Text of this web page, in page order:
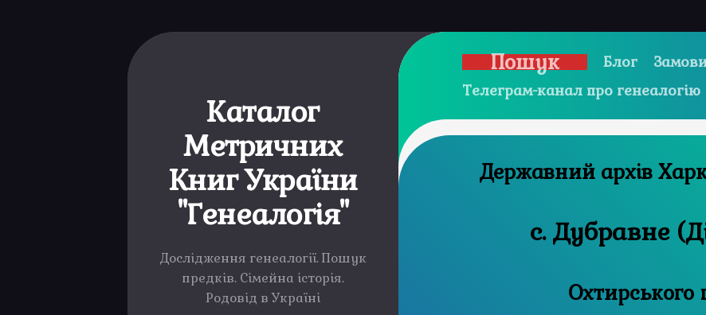
Каталог
Метричних
Книг України
"Генеалогія"
Дослідження генеалогії. Пошук
предків. Сімейна історія.
Родовід в Україні
Пошук Блог
Телеграм-канал про генеалогію
с. Дубравне
Охтирського